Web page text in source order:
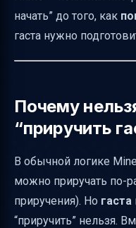
гаста
Что делать, если
лечение
гаста” в
Итог
начать” до того, как
гаста нужно
Почему
“приручить
В обычной логике
можно приручать по-
приручения). Но гаста
“приручить” нельзя.